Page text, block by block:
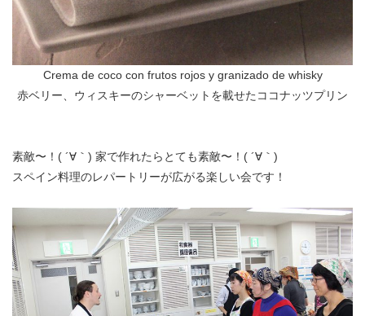
Crema de coco con frutos rojos y granizado de whisky
赤ベリー、ウィスキーのシャーベットを載せたココナッツプリン
素敵〜！( ´∀｀) 家で作れたらとても素敵〜！( ´∀｀)
スペイン料理のレパートリーが広がる楽しい会です！